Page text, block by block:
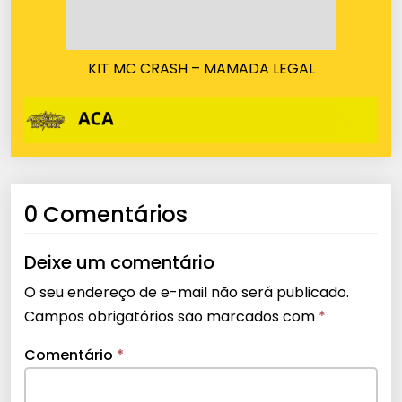
KIT MC CRASH – MAMADA LEGAL
0 Comentários
Deixe um comentário
O seu endereço de e-mail não será publicado.
Campos obrigatórios são marcados com *
Comentário *